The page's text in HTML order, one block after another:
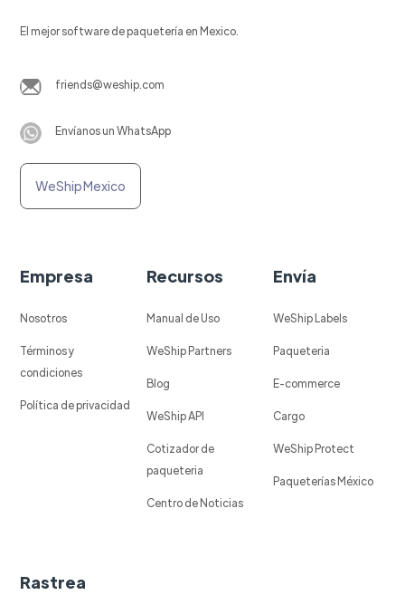
El mejor software de paquetería en Mexico.
friends@weship.com
Envíanos un WhatsApp
WeShip Mexico
Empresa
Nosotros
Términos y
condiciones
Política de privacidad
Recursos
Manual de Uso
WeShip Partners
Blog
WeShip API
Cotizador de
paqueteria
Centro de Noticias
Envía
WeShip Labels
Paqueteria
E-commerce
Cargo
WeShip Protect
Paqueterías México
Rastrea